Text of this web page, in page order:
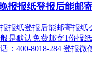
报报纸登报后能邮
报纸登报后能邮寄报纸
是默认免费邮寄1份报
：400-8018-284 登报微